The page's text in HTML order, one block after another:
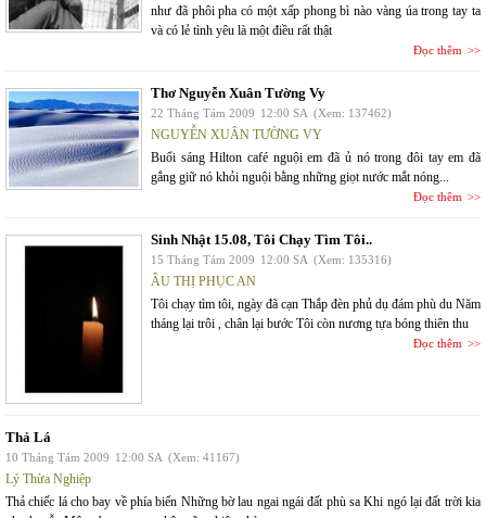
như đã phôi pha có một xấp phong bì nào vàng úa trong tay ta
và có lẻ tình yêu là một điều rất thật
Đọc thêm
Thơ Nguyễn Xuân Tường Vy
22 Tháng Tám 2009 12:00 SA (Xem: 137462)
NGUYỄN XUÂN TƯỜNG VY
Buổi sáng Hilton café nguội em đã ủ nó trong đôi tay em đã
gắng giữ nó khỏi nguội bằng những giọt nước mắt nóng...
Đọc thêm
Sinh Nhật 15.08, Tôi Chạy Tìm Tôi..
15 Tháng Tám 2009 12:00 SA (Xem: 135316)
ÂU THỊ PHỤC AN
Tôi chạy tìm tôi, ngày đã cạn Thắp đèn phủ dụ đám phù du Năm
tháng lại trôi , chân lại bước Tôi còn nương tựa bóng thiên thu
Đọc thêm
Thả Lá
10 Tháng Tám 2009 12:00 SA (Xem: 41167)
Lý Thừa Nghiệp
Thả chiếc lá cho bay về phía biển Những bờ lau ngai ngái đất phù sa Khi ngó lại đất trời kia